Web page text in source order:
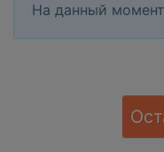
На данный